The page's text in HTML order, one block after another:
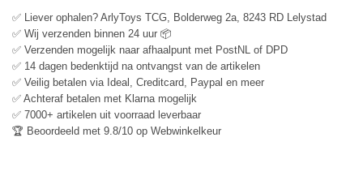
✅ Liever ophalen? ArlyToys TCG, Bolderweg 2a, 8243 RD Lelystad
✅ Wij verzenden binnen 24 uur 📦
✅ Verzenden mogelijk naar afhaalpunt met PostNL of DPD
✅ 14 dagen bedenktijd na ontvangst van de artikelen
✅ Veilig betalen via Ideal, Creditcard, Paypal en meer
✅ Achteraf betalen met Klarna mogelijk
✅ 7000+ artikelen uit voorraad leverbaar
🏆 Beoordeeld met 9.8/10 op Webwinkelkeur